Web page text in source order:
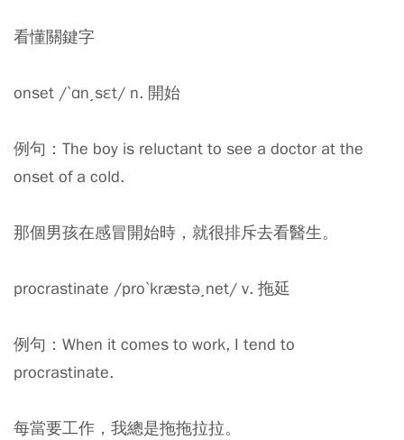
看懂關鍵字
onset /ˋɑn͵sɛt/ n. 開始
例句：The boy is reluctant to see a doctor at the
onset of a cold.
那個男孩在感冒開始時，就很排斥去看醫生。
procrastinate /proˋkræstə͵net/ v. 拖延
例句：When it comes to work, I tend to
procrastinate.
每當要工作，我總是拖拖拉拉。